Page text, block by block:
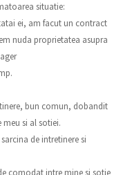
situatie:
ei, am facut un contract
nuda proprietatea asupra
bun comun, dobandit
si al sotiei.
de intretinere si
comodat intre mine si sotie